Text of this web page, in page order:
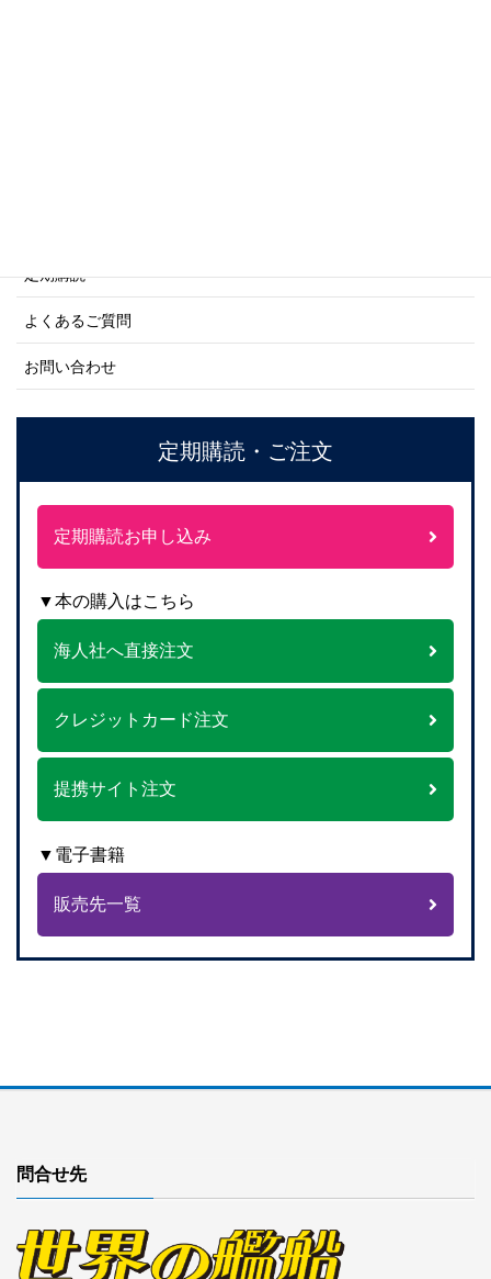
定期購読
よくあるご質問
お問い合わせ
定期購読・ご注文
定期購読お申し込み
▼本の購入はこちら
海人社へ直接注文
クレジットカード注文
提携サイト注文
▼電子書籍
販売先一覧
問合せ先